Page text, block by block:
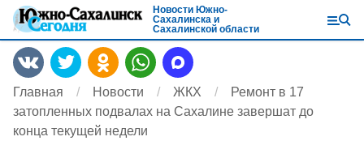
Новости Южно-
Сахалинска и
Сахалинской области
Главная Новости ЖКХ
Ремонт в 17
затопленных подвалах на Сахалине завершат до
конца текущей недели